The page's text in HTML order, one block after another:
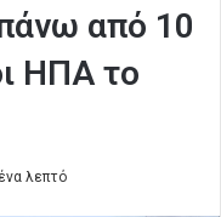
από 10
ΗΠΑ το
λεπτό